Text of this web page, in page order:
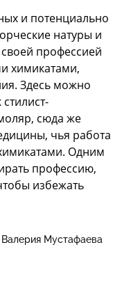
и потенциально
натуры и
профессией
химикатами,
Здесь можно
сюда же
чья работа
Одним
профессию,
избежать
Валерия Мустафаева